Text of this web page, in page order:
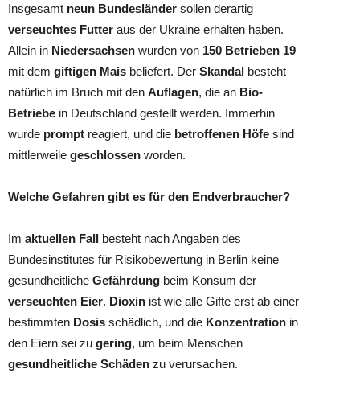
Insgesamt neun Bundesländer sollen derartig
verseuchtes Futter aus der Ukraine erhalten haben.
Allein in Niedersachsen wurden von 150 Betrieben 19
mit dem giftigen Mais beliefert. Der Skandal besteht
natürlich im Bruch mit den Auflagen, die an Bio-
Betriebe in Deutschland gestellt werden. Immerhin
wurde prompt reagiert, und die betroffenen Höfe sind
mittlerweile geschlossen worden.
Welche Gefahren gibt es für den Endverbraucher?
Im aktuellen Fall besteht nach Angaben des
Bundesinstitutes für Risikobewertung in Berlin keine
gesundheitliche Gefährdung beim Konsum der
verseuchten Eier. Dioxin ist wie alle Gifte erst ab einer
bestimmten Dosis schädlich, und die Konzentration in
den Eiern sei zu gering, um beim Menschen
gesundheitliche Schäden zu verursachen.